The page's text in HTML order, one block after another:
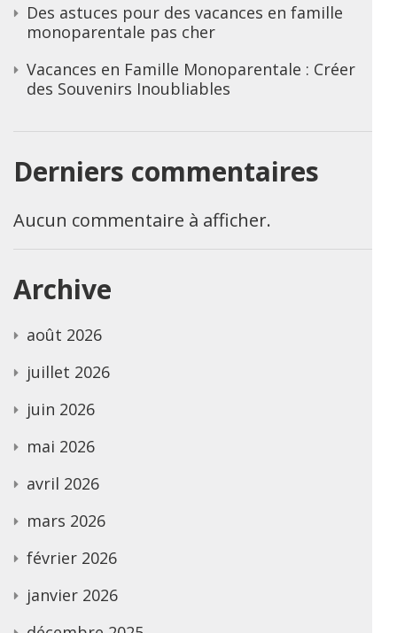
Des astuces pour des vacances en famille
monoparentale pas cher
Vacances en Famille Monoparentale : Créer
des Souvenirs Inoubliables
Derniers commentaires
Aucun commentaire à afficher.
Archive
août 2026
juillet 2026
juin 2026
mai 2026
avril 2026
mars 2026
février 2026
janvier 2026